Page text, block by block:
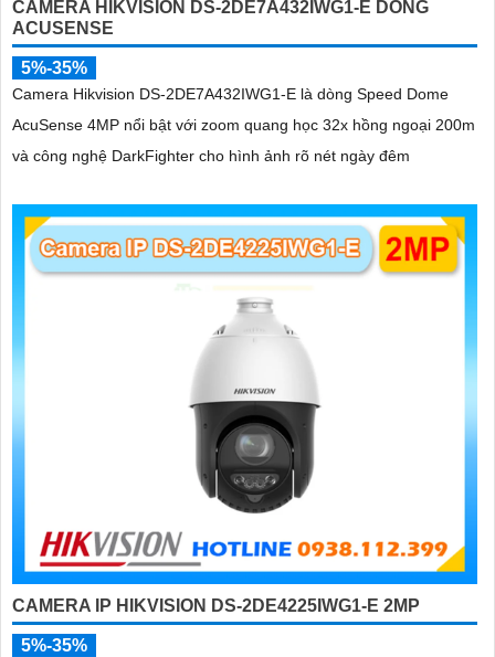
CAMERA HIKVISION DS-2DE7A432IWG1-E DÒNG
ACUSENSE
5%-35%
Camera Hikvision DS-2DE7A432IWG1-E là dòng Speed Dome
AcuSense 4MP nổi bật với zoom quang học 32x hồng ngoại 200m
và công nghệ DarkFighter cho hình ảnh rõ nét ngày đêm
CAMERA IP HIKVISION DS-2DE4225IWG1-E 2MP
5%-35%